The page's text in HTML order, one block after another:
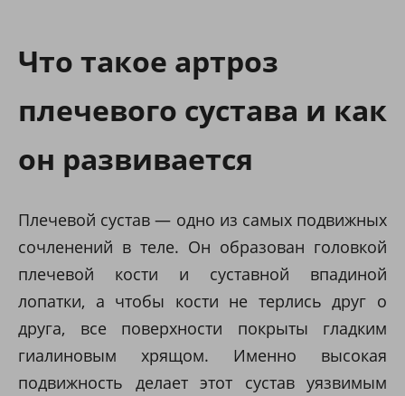
Что такое артроз
плечевого сустава и как
он развивается
Плечевой сустав — одно из самых подвижных
сочленений в теле. Он образован головкой
плечевой кости и суставной впадиной
лопатки, а чтобы кости не терлись друг о
друга, все поверхности покрыты гладким
гиалиновым хрящом. Именно высокая
подвижность делает этот сустав уязвимым